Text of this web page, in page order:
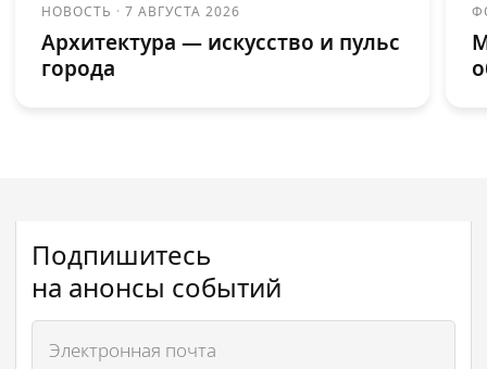
НОВОСТЬ ·7 АВГУСТА 2026
Архитектура — искусство и пульс
города
Подпишитесь
на анонсы событий